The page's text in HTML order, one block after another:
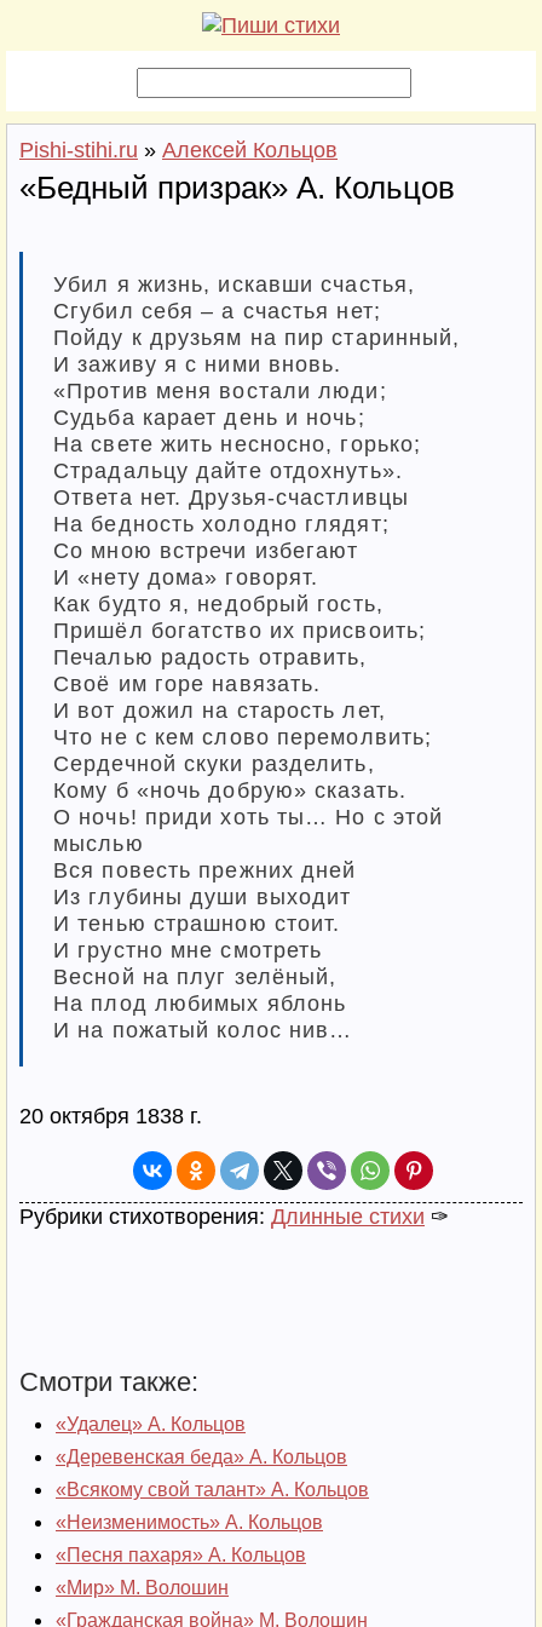
Pishi-stihi.ru » Алексей Кольцов
«Бедный призрак» А. Кольцов
Убил я жизнь, искавши счастья,
Сгубил себя – а счастья нет;
Пойду к друзьям на пир старинный,
И заживу я с ними вновь.
«Против меня востали люди;
Судьба карает день и ночь;
На свете жить несносно, горько;
Страдальцу дайте отдохнуть».
Ответа нет. Друзья-счастливцы
На бедность холодно глядят;
Со мною встречи избегают
И «нету дома» говорят.
Как будто я, недобрый гость,
Пришёл богатство их присвоить;
Печалью радость отравить,
Своё им горе навязать.
И вот дожил на старость лет,
Что не с кем слово перемолвить;
Сердечной скуки разделить,
Кому б «ночь добрую» сказать.
О ночь! приди хоть ты… Но с этой
мыслью
Вся повесть прежних дней
Из глубины души выходит
И тенью страшною стоит.
И грустно мне смотреть
Весной на плуг зелёный,
На плод любимых яблонь
И на пожатый колос нив…
20 октября 1838 г.
Рубрики стихотворения: Длинные стихи ✑
Смотри также:
«Удалец» А. Кольцов
«Деревенская беда» А. Кольцов
«Всякому свой талант» А. Кольцов
«Неизменимость» А. Кольцов
«Песня пахаря» А. Кольцов
«Мир» М. Волошин
«Гражданская война» М. Волошин